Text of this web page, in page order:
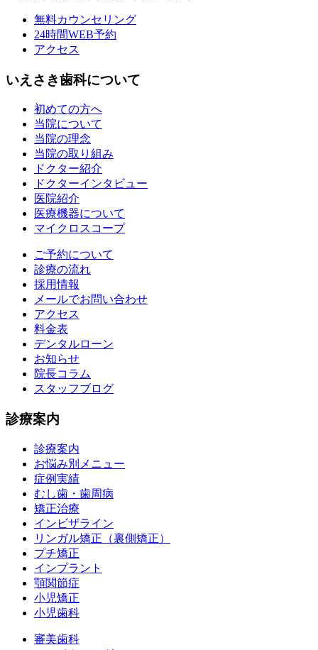
無料カウンセリング
24時間WEB予約
アクセス
いえさき歯科について
初めての方へ
当院について
当院の理念
当院の取り組み
ドクター紹介
ドクターインタビュー
医院紹介
医療機器について
マイクロスコープ
ご予約について
診療の流れ
採用情報
メールでお問い合わせ
アクセス
料金表
デンタルローン
お知らせ
院長コラム
スタッフブログ
診療案内
診療案内
お悩み別メニュー
症例実績
むし歯・歯周病
矯正治療
インビザライン
リンガル矯正（裏側矯正）
プチ矯正
インプラント
顎関節症
小児矯正
小児歯科
審美歯科